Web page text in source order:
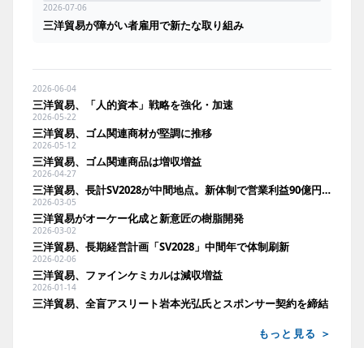
2026-07-06
三洋貿易が障がい者雇用で新たな取り組み
2026-06-04
三洋貿易、「人的資本」戦略を強化・加速
2026-05-22
三洋貿易、ゴム関連商材が堅調に推移
2026-05-12
三洋貿易、ゴム関連商品は増収増益
2026-04-27
三洋貿易、長計SV2028が中間地点。新体制で営業利益90億円達成へ加速
2026-03-05
三洋貿易がオーケー化成と新意匠の樹脂開発
2026-03-02
三洋貿易、長期経営計画「SV2028」中間年で体制刷新
2026-02-06
三洋貿易、ファインケミカルは減収増益
2026-01-14
三洋貿易、全盲アスリート岩本光弘氏とスポンサー契約を締結
もっと見る ＞